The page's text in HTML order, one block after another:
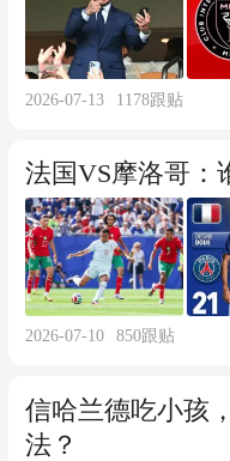
2026-07-13 1178跟贴
法国VS摩洛哥：
2026-07-10 850跟贴
信哈兰德吃小孩
法？